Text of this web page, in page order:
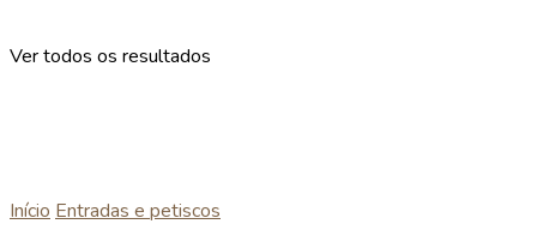
Ver todos os resultados
Início Entradas e petiscos